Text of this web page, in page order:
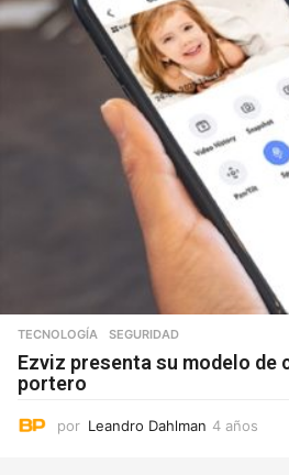
TECNOLOGÍA SEGURIDAD
Ezviz presenta su modelo de
portero
por Leandro Dahlman 4 años